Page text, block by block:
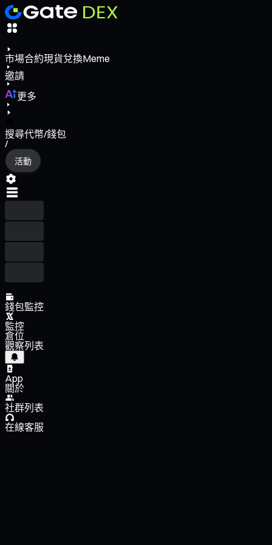
市場合約現貨兌換Meme
邀請
更多
搜尋代幣/錢包
/
活動
錢包監控
監控
倉位
觀察列表
App
關於
社群列表
在線客服